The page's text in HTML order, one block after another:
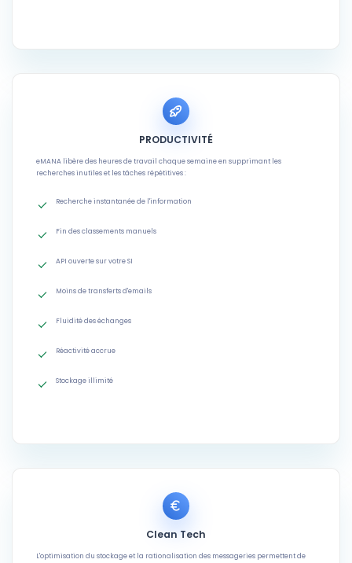
PRODUCTIVITÉ
eMANA libère des heures de travail chaque semaine en supprimant les
recherches inutiles et les tâches répétitives :
Recherche instantanée de l'information
Fin des classements manuels
API ouverte sur votre SI
Moins de transferts d'emails
Fluidité des échanges
Réactivité accrue
Stockage illimité
Clean Tech
L'optimisation du stockage et la rationalisation des messageries permettent de